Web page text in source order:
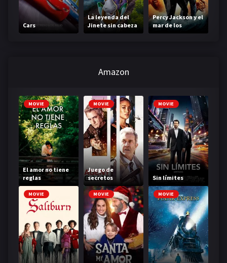
Cars
La leyenda del
Jinete sin cabeza
Percy Jackson y el
mar de los
monstruos
Amazon
MOVIE
El amor no tiene
reglas
MOVIE
Juego de
secretos
MOVIE
Sin límites
MOVIE MOVIE MOVIE